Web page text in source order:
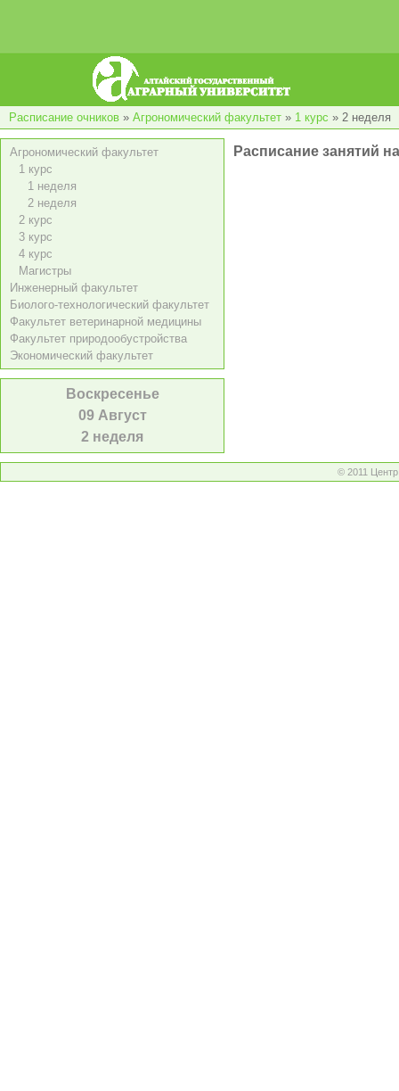
Расписание очников » Агрономический факультет » 1 курс » 2 неделя
Агрономический факультет
1 курс
1 неделя
2 неделя
2 курс
3 курс
4 курс
Магистры
Инженерный факультет
Биолого-технологический факультет
Факультет ветеринарной медицины
Факультет природообустройства
Экономический факультет
Воскресенье
09 Август
2 неделя
Расписание занятий
© 2011